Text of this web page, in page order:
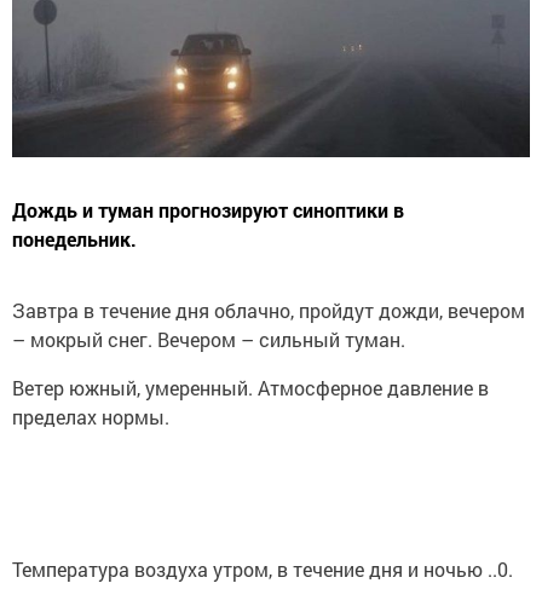
Дождь и туман прогнозируют синоптики в
понедельник.
Завтра в течение дня облачно, пройдут дожди, вечером
– мокрый снег. Вечером – сильный туман.
Ветер южный, умеренный. Атмосферное давление в
пределах нормы.
Температура воздуха утром, в течение дня и ночью ..0.